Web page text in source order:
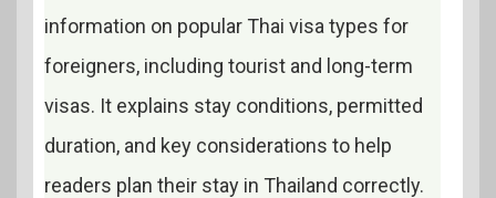
information on popular Thai visa types for
foreigners, including tourist and long-term
visas. It explains stay conditions, permitted
duration, and key considerations to help
readers plan their stay in Thailand correctly.